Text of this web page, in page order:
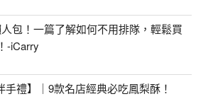
包！一篇了解如何不用排隊，輕鬆買
-iCarry
手禮】｜9款名店經典必吃鳳梨酥！